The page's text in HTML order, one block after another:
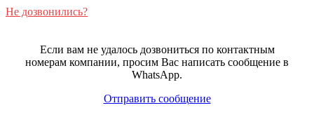
Не дозвонились?
Если вам не удалось дозвониться по контактным
номерам компании, просим Вас написать сообщение в
WhatsApp.
Отправить сообщение